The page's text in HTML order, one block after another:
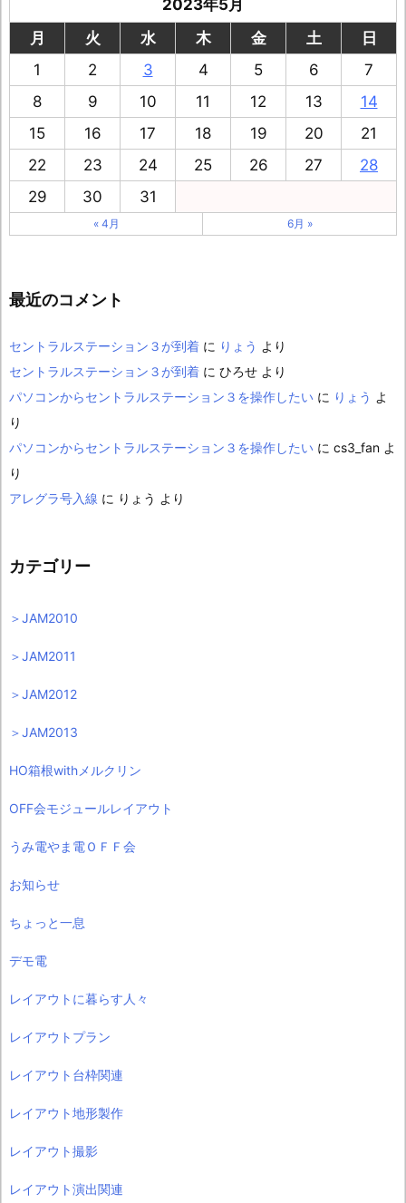
2023年5月
月
火 水 木 金 土
日
1
2 3 4 5 6
7
8
9 10 11 12 13
14
15
16 17 18 19 20
21
22
23 24 25 26 27
28
29
30 31
« 4月 6月 »
最近のコメント
セントラルステーション３が到着 に りょう より
セントラルステーション３が到着 に ひろせ より
パソコンからセントラルステーション３を操作したい に りょう よ
り
パソコンからセントラルステーション３を操作したい に cs3_fan よ
り
アレグラ号入線 に りょう より
カテゴリー
＞JAM2010
＞JAM2011
＞JAM2012
＞JAM2013
HO箱根withメルクリン
OFF会モジュールレイアウト
うみ電やま電ＯＦＦ会
お知らせ
ちょっと一息
デモ電
レイアウトに暮らす人々
レイアウトプラン
レイアウト台枠関連
レイアウト地形製作
レイアウト撮影
レイアウト演出関連